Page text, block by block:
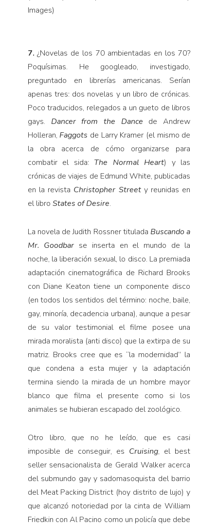
7. ¿Novelas de los 70 ambientadas en los 70?
Poquísimas. He googleado, investigado,
preguntado en librerías americanas. Serían
apenas tres: dos novelas y un libro de crónicas.
Poco traducidos, relegados a un gueto de libros
gays. Dancer from the Dance de Andrew
Holleran, Faggots de Larry Kramer (el mismo de
la obra acerca de cómo organizarse para
combatir el sida: The Normal Heart) y las
crónicas de viajes de Edmund White, publicadas
en la revista Christopher Street y reunidas en
el libro States of Desire.
La novela de Judith Rossner titulada Buscando a
Mr. Goodbar se inserta en el mundo de la
noche, la liberación sexual, lo disco. La premiada
adaptación cinematográfica de Richard Brooks
con Diane Keaton tiene un componente disco
(en todos los sentidos del término: noche, baile,
gay, minoría, decadencia urbana), aunque a pesar
de su valor testimonial el filme posee una
mirada moralista (anti disco) que la extirpa de su
matriz. Brooks cree que es “la modernidad” la
que condena a esta mujer y la adaptación
termina siendo la mirada de un hombre mayor
blanco que filma el presente como si los
animales se hubieran escapado del zoológico.
Otro libro, que no he leído, que es casi
imposible de conseguir, es Cruising, el best
seller sensacionalista de Gerald Walker acerca
del submundo gay y sadomasoquista del barrio
del Meat Packing District (hoy distrito de lujo) y
que alcanzó notoriedad por la cinta de William
Friedkin con Al Pacino como un policía que debe